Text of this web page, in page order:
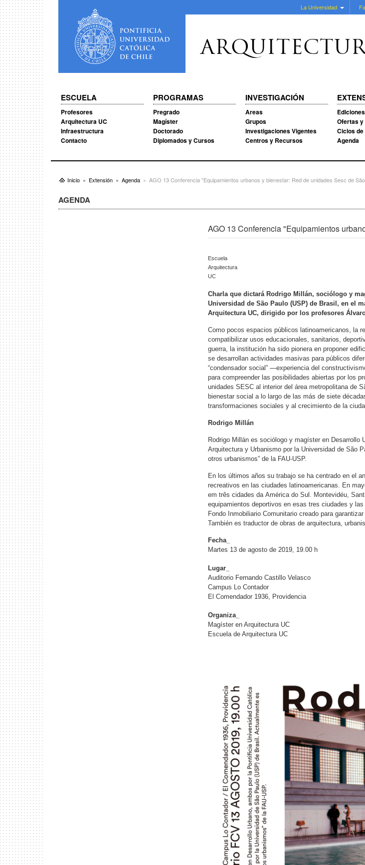
La Universidad
ESCUELA
Profesores
Arquitectura UC
Infraestructura
Contacto
PROGRAMAS
Pregrado
Magíster
Doctorado
Diplomados y Cursos
INVESTIGACIÓN
Areas
Grupos
Investigaciones Vigentes
Centros y Recursos
Ofertas
Ciclos
Agenda
Inicio Extensión Agenda AGO 13 Conferencia "Equipamientos urbanos y bienestar: Red de unidades Sesc de
AGENDA
AGO 13 Conferencia "Equipamientos
Escuela
Arquitectura
UC
Charla que dictará Rodrigo Millán, sociólogo y
Universidad de São Paulo (USP) de Brasil, en el
Arquitectura UC, dirigido por los profesores
Como pocos espacios públicos latinoamericanos, la
compatibilizar usos educacionales, sanitarios,
guerra, la institución ha sido pionera en proponer
se desarrollan actividades masivas para públicos
“condensador social” —experiencia del
para compreender las posibilidades abiertas por los
unidades SESC al interior del área metropolitana de
bienestar social a lo largo de las más de siete
transformaciones sociales y al crecimiento de la
Rodrigo Millán
Rodrigo Millán es sociólogo y magíster en
Arquitectura y Urbanismo por la Universidad de São
otros urbanismos” de la FAU-USP.
En los últimos años su trabajo se ha centrado en el
recreativos en las ciudades latinoamericanas. En
em três cidades da América do Sul. Montevidéu,
equipamientos deportivos en esas tres ciudades y
Fondo Inmobiliario Comunitario creado para
También es traductor de obras de arquitectura,
Fecha_
Martes 13 de agosto de 2019, 19.00 h
Lugar_
Auditorio Fernando Castillo Velasco
Campus Lo Contador
El Comendador 1936, Providencia
Organiza_
Magíster en Arquitectura UC
Escuela de Arquitectura UC